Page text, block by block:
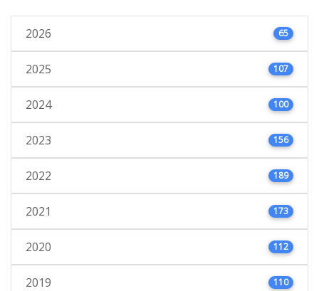
2026 65
2025 107
2024 100
2023 156
2022 189
2021 173
2020 112
2019 110